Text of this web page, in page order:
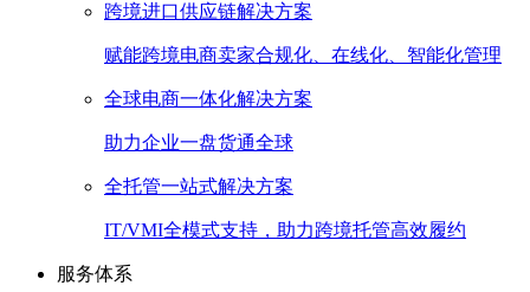
跨境进口供应链解决方案
赋能跨境电商卖家合规化、在线化、智能化管理
全球电商一体化解决方案
助力企业一盘货通全球
全托管一站式解决方案
IT/VMI全模式支持，助力跨境托管高效履约
服务体系